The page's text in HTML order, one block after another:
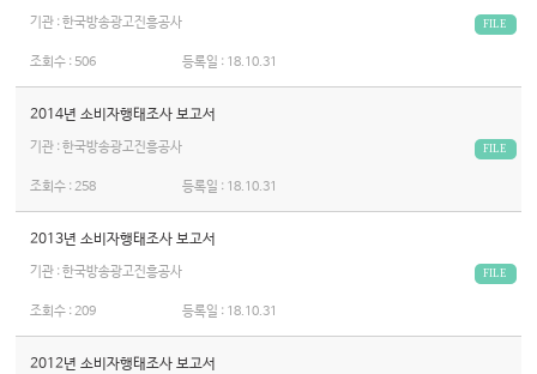
기관 : 한국방송광고진흥공사 FILE
조회수 : 506 등록일 : 18.10.31
2014년 소비자행태조사 보고서
기관 : 한국방송광고진흥공사 FILE
조회수 :258 등록일 : 18.10.31
2013년 소비자행태조사 보고서
기관 : 한국방송광고진흥공사 FILE
조회수 :209 등록일 : 18.10.31
2012년 소비자행태조사 보고서